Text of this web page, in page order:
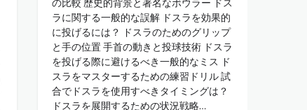
の比較 歴史的背景と著名なボウラー ドス
ラに関する一般的な誤解 ドスラを効果的
に投げるには？ ドスラのためのグリップ
と手の位置 手首の動きと投球技術 ドスラ
を投げる際に避けるべき一般的なミス ド
スラをマスターするための練習ドリル 試
合でドスラを使用すべきタイミングは？
ドスラを展開するための状況戦略…